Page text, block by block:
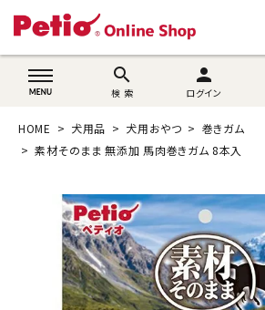
wovn-lang-name
search
検 索
person
ログイン
猫用品
うさぎ用品
ブランド別に探す
目的別に探す
HOME 犬用品 犬用おやつ
巻きガム
素材そのまま 無添加 馬肉巻きガム 8本入